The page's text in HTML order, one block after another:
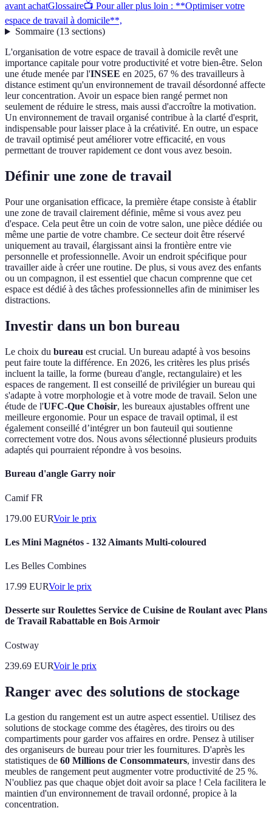
avant achatGlossaire📺 Pour aller plus loin : **Optimiser votre
espace de travail à domicile**,
Sommaire(13 sections)
L'organisation de votre espace de travail à domicile revêt une
importance capitale pour votre productivité et votre bien-être. Selon
une étude menée par l'INSEE en 2025, 67 % des travailleurs à
distance estiment qu'un environnement de travail désordonné affecte
leur concentration. Avoir un espace bien rangé permet non
seulement de réduire le stress, mais aussi d'accroître la motivation.
Un environnement de travail organisé contribue à la clarté d'esprit,
indispensable pour laisser place à la créativité. En outre, un espace
de travail optimisé peut améliorer votre efficacité, en vous
permettant de trouver rapidement ce dont vous avez besoin.
Définir une zone de travail
Pour une organisation efficace, la première étape consiste à établir
une zone de travail clairement définie, même si vous avez peu
d'espace. Cela peut être un coin de votre salon, une pièce dédiée ou
même une partie de votre chambre. Ce secteur doit être réservé
uniquement au travail, élargissant ainsi la frontière entre vie
personnelle et professionnelle. Avoir un endroit spécifique pour
travailler aide à créer une routine. De plus, si vous avez des enfants
ou un compagnon, il est essentiel que chacun comprenne que cet
espace est dédié à des tâches professionnelles afin de minimiser les
distractions.
Investir dans un bon bureau
Le choix du bureau est crucial. Un bureau adapté à vos besoins
peut faire toute la différence. En 2026, les critères les plus prisés
incluent la taille, la forme (bureau d'angle, rectangulaire) et les
espaces de rangement. Il est conseillé de privilégier un bureau qui
s'adapte à votre morphologie et à votre mode de travail. Selon une
étude de l'UFC-Que Choisir, les bureaux ajustables offrent une
meilleure ergonomie. Pour un espace de travail optimal, il est
également conseillé d’intégrer un bon fauteuil qui soutienne
correctement votre dos. Nous avons sélectionné plusieurs produits
adaptés qui pourraient répondre à vos besoins.
Bureau d'angle Garry noir
Camif FR
179.00 EURVoir le prix
Les Mini Magnétos - 132 Aimants Multi-coloured
Les Belles Combines
17.99 EURVoir le prix
Desserte sur Roulettes Service de Cuisine de Roulant avec Plans
de Travail Rabattable en Bois Armoir
Costway
239.69 EURVoir le prix
Ranger avec des solutions de stockage
La gestion du rangement est un autre aspect essentiel. Utilisez des
solutions de stockage comme des étagères, des tiroirs ou des
compartiments pour garder vos affaires en ordre. Pensez à utiliser
des organiseurs de bureau pour trier les fournitures. D'après les
statistiques de 60 Millions de Consommateurs, investir dans des
meubles de rangement peut augmenter votre productivité de 25 %.
N'oubliez pas que chaque objet doit avoir sa place ! Cela facilitera le
maintien d'un environnement de travail ordonné, propice à la
concentration.